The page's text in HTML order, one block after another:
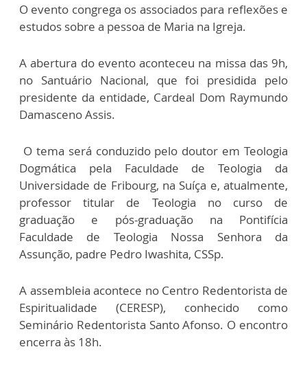
O evento congrega os associados para reflexões e
estudos sobre a pessoa de Maria na Igreja.
A abertura do evento aconteceu na missa das 9h,
no Santuário Nacional, que foi presidida pelo
presidente da entidade, Cardeal Dom Raymundo
Damasceno Assis.
O tema será conduzido pelo doutor em Teologia
Dogmática pela Faculdade de Teologia da
Universidade de Fribourg, na Suíça e, atualmente,
professor titular de Teologia no curso de
graduação e pós-graduação na Pontifícia
Faculdade de Teologia Nossa Senhora da
Assunção, padre Pedro Iwashita, CSSp.
A assembleia acontece no Centro Redentorista de
Espiritualidade (CERESP), conhecido como
Seminário Redentorista Santo Afonso. O encontro
encerra às 18h.